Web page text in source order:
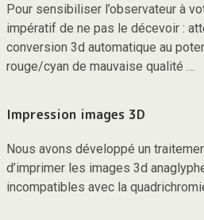
Pour sensibiliser l’observateur à
impératif de ne pas le décevoir :
conversion 3d automatique au
rouge/cyan de mauvaise qualité …
Impression images 3D
Nous avons développé un
d’imprimer les images 3d
incompatibles avec la